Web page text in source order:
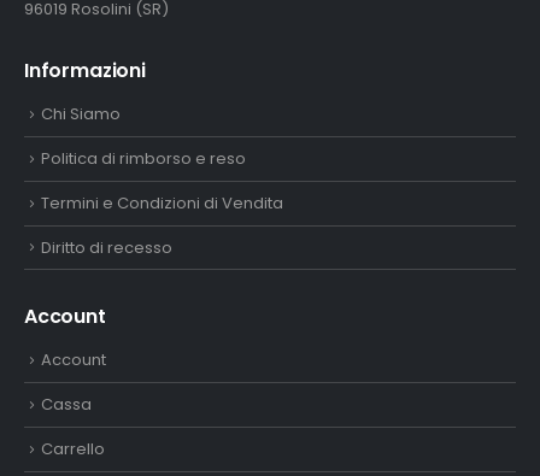
96019 Rosolini (SR)
Informazioni
Chi Siamo
Politica di rimborso e reso
Termini e Condizioni di Vendita
Diritto di recesso
Account
Account
Cassa
Carrello